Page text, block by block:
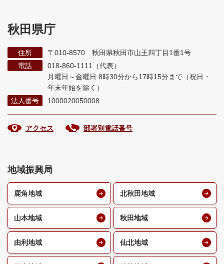
秋田県庁
住所
〒010-8570 秋田県秋田市山王四丁目1番1号
電話
018-860-1111（代表）
月曜日～金曜日 8時30分から17時15分まで （祝日・
年末年始を除く）
法人番号
1000020050008
アクセス 部署別電話番号
地域振興局
鹿角地域 北秋田地域
山本地域 秋田地域
由利地域 仙北地域